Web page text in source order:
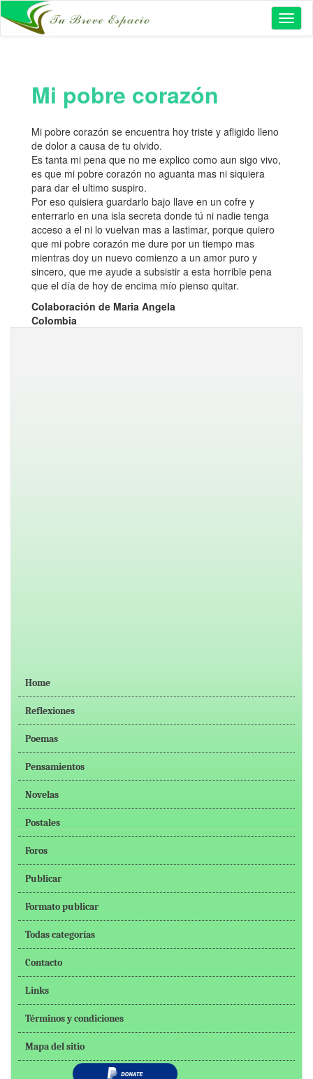
Mi pobre corazón
Mi pobre corazón se encuentra hoy triste y afligido lleno
de dolor a causa de tu olvido.
Es tanta mi pena que no me explico como aun sigo vivo,
es que mi pobre corazón no aguanta mas ni siquiera
para dar el ultimo suspiro.
Por eso quisiera guardarlo bajo llave en un cofre y
enterrarlo en una isla secreta donde tú ni nadie tenga
acceso a el ni lo vuelvan mas a lastimar, porque quiero
que mi pobre corazón me dure por un tiempo mas
mientras doy un nuevo comienzo a un amor puro y
sincero, que me ayude a subsistir a esta horrible pena
que el día de hoy de encima mío pienso quitar.
Colaboración de Maria Angela
Colombia
Home
Reflexiones
Poemas
Pensamientos
Novelas
Postales
Foros
Publicar
Formato publicar
Todas categorías
Contacto
Links
Términos y condiciones
Mapa del sitio